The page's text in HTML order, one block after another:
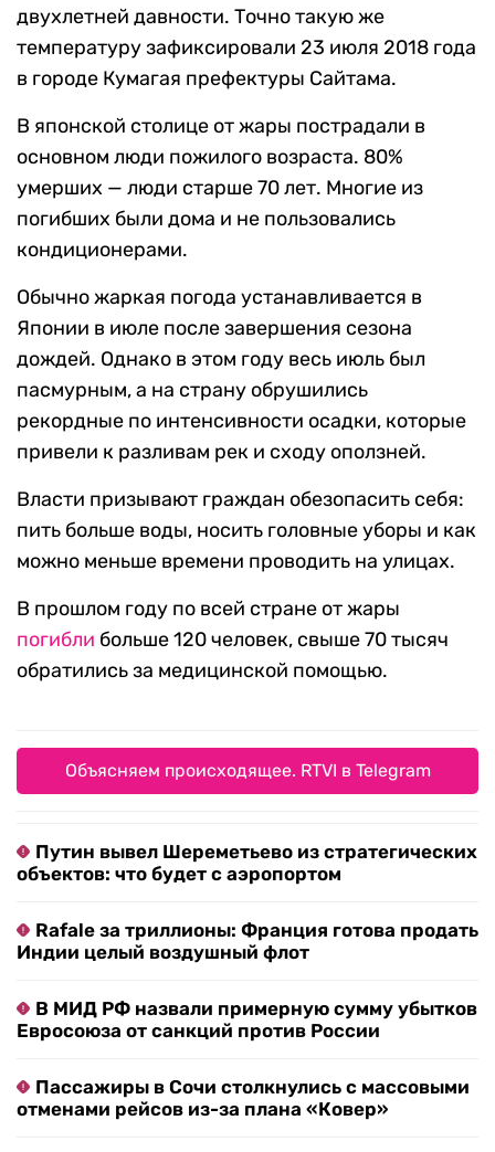
двухлетней давности. Точно такую же
температуру зафиксировали 23 июля 2018 года
в городе Кумагая префектуры Сайтама.
В японской столице от жары пострадали в
основном люди пожилого возраста. 80%
умерших — люди старше 70 лет. Многие из
погибших были дома и не пользовались
кондиционерами.
Обычно жаркая погода устанавливается в
Японии в июле после завершения сезона
дождей. Однако в этом году весь июль был
пасмурным, а на страну обрушились
рекордные по интенсивности осадки, которые
привели к разливам рек и сходу оползней.
Власти призывают граждан обезопасить себя:
пить больше воды, носить головные уборы и как
можно меньше времени проводить на улицах.
В прошлом году по всей стране от жары
погибли больше 120 человек, свыше 70 тысяч
обратились за медицинской помощью.
Объясняем происходящее. RTVI в Telegram
Путин вывел Шереметьево из стратегических
объектов: что будет с аэропортом
Rafale за триллионы: Франция готова продать
Индии целый воздушный флот
В МИД РФ назвали примерную сумму убытков
Евросоюза от санкций против России
Пассажиры в Сочи столкнулись с массовыми
отменами рейсов из-за плана «Ковер»